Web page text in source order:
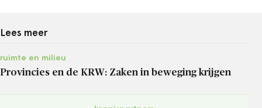
Lees meer
ruimte en milieu
Provincies en de KRW: Zaken in beweging krijgen